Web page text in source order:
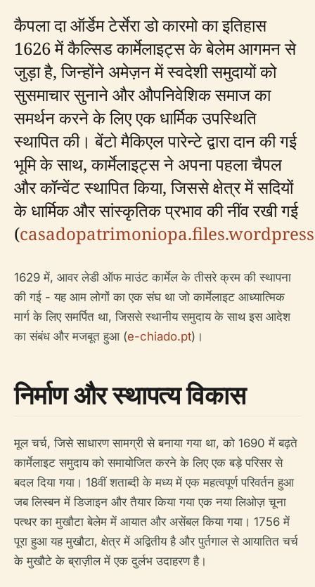
कैपला दा ऑर्डेम टेर्सेरा डो कारमो का इतिहास
1626 में कैल्सिड कार्मेलाइट्स के बेलेम आगमन से
जुड़ा है, जिन्होंने अमेज़न में स्वदेशी समुदायों को
सुसमाचार सुनाने और औपनिवेशिक समाज का
समर्थन करने के लिए एक धार्मिक उपस्थिति
स्थापित की। बेंटो मैकिएल पारेन्टे द्वारा दान की गई
भूमि के साथ, कार्मेलाइट्स ने अपना पहला चैपल
और कॉन्वेंट स्थापित किया, जिससे क्षेत्र में सदियों
के धार्मिक और सांस्कृतिक प्रभाव की नींव रखी गई
(
1629 में, आवर लेडी ऑफ माउंट कार्मेल के तीसरे क्रम की स्थापना
की गई - यह आम लोगों का एक संघ था जो कार्मेलाइट आध्यात्मिक
मार्ग के लिए समर्पित था, जिससे स्थानीय समुदाय के साथ इस आदेश
का संबंध और मजबूत हुआ (e-chiado.pt)।
निर्माण और स्थापत्य विकास
मूल चर्च, जिसे साधारण सामग्री से बनाया गया था, को 1690 में बढ़ते
कार्मेलाइट समुदाय को समायोजित करने के लिए एक बड़े परिसर से
बदल दिया गया। 18वीं शताब्दी के मध्य में एक महत्वपूर्ण परिवर्तन हुआ
जब लिस्बन में डिजाइन और तैयार किया गया एक नया लिओज़ चूना
पत्थर का मुखौटा बेलेम में आयात और असेंबल किया गया। 1756 में
पूरा हुआ यह मुखौटा, क्षेत्र में अद्वितीय है और पुर्तगाल से आयातित चर्च
के मुखौटे के ब्राज़ील में एक दुर्लभ उदाहरण है।